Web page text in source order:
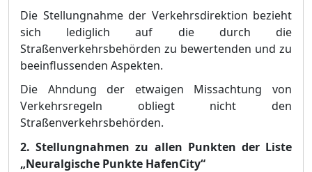
Die Stellungnahme der Verkehrsdirektion bezieht
sich lediglich auf die durch die
Straßenverkehrsbehörden zu bewertenden und zu
beeinflussenden Aspekten.
Die Ahndung der etwaigen Missachtung von
Verkehrsregeln obliegt nicht den
Straßenverkehrsbehörden.
2. Stellungnahmen zu allen Punkten der Liste
„Neuralgische Punkte HafenCity“